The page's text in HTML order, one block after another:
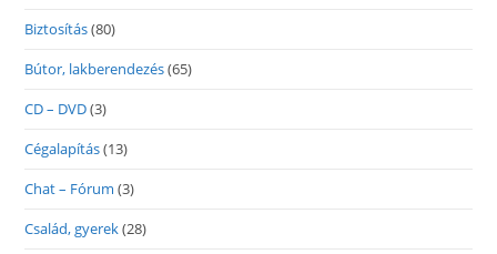
Biztosítás(80)
Bútor, lakberendezés(65)
CD – DVD(3)
Cégalapítás(13)
Chat – Fórum (3)
Család, gyerek(28)